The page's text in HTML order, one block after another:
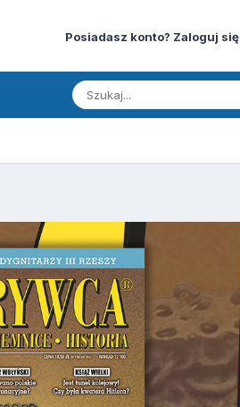
Posiadasz konto? Zaloguj się